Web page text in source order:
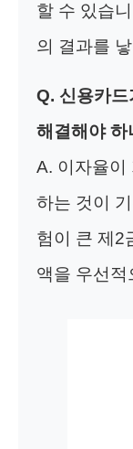
할 수 있습
의 결과를
Q. 신용카드
해결해야 하
A. 이자율이
하는 것이
험이 큰 제2
액을 우선적